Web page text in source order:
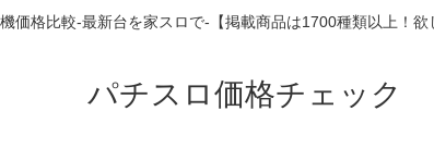
価格比較-最新台を家スロで-【掲載商品は1700種類以上！欲
パチスロ価格チェック